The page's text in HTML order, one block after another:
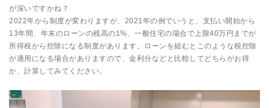
が深いですかね？
2022年から制度が変わりますが、2021年の例でいうと、支払い開始から
13年間、年末のローンの残高の1%、一般住宅の場合で上限40万円までが
所得税から控除になる制度があります。ローンを組むとこのような税控除
が適用になる場合がありますので、金利分などと比較してどちらがお得
か、計算してみてください。